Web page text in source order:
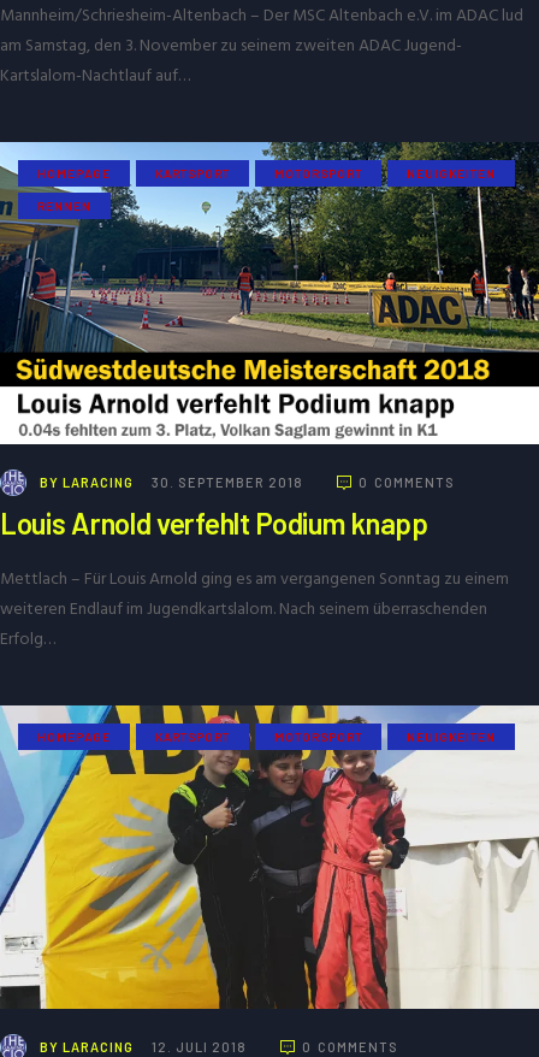
Mannheim/Schriesheim-Altenbach – Der MSC Altenbach e.V. im ADAC lud
am Samstag, den 3. November zu seinem zweiten ADAC Jugend-
Kartslalom-Nachtlauf auf…
HOMEPAGE KARTSPORT MOTORSPORT NEUIGKEITEN
RENNEN
BY LARACING 30. SEPTEMBER 2018 0 COMMENTS
Louis Arnold verfehlt Podium knapp
Mettlach – Für Louis Arnold ging es am vergangenen Sonntag zu einem
weiteren Endlauf im Jugendkartslalom. Nach seinem überraschenden
Erfolg…
HOMEPAGE KARTSPORT MOTORSPORT NEUIGKEITEN
BY LARACING 12. JULI 2018 0 COMMENTS